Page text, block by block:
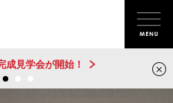
新建売物件 販売開始！@城陽